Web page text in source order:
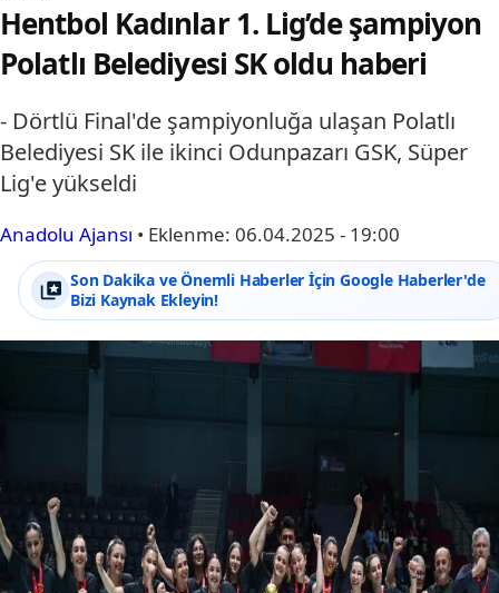
Hentbol Kadınlar 1. Lig’de şampiyon
Polatlı Belediyesi SK oldu haberi
- Dörtlü Final'de şampiyonluğa ulaşan Polatlı
Belediyesi SK ile ikinci Odunpazarı GSK, Süper
Lig'e yükseldi
Anadolu Ajansı • Eklenme: 06.04.2025 - 19:00
Son Dakika ve Önemli Haberler İçin Google Haberler'de
Bizi Kaynak Ekleyin!